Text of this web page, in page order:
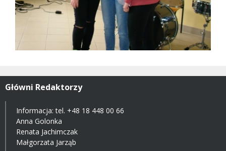
Główni Redaktorzy
Informacja: tel. +48 18 448 00 66
Anna Golonka
Renata Jachimczak
Małgorzata Jarząb